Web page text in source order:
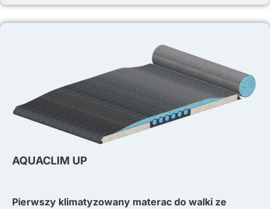
AQUACLIM UP
Pierwszy klimatyzowany materac do walki ze